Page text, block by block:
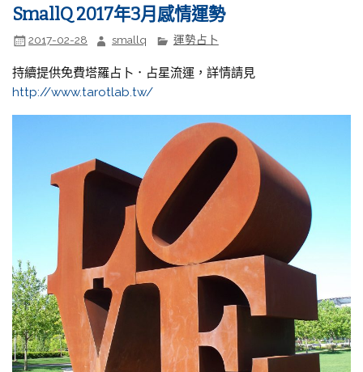
SmallQ 2017年3月感情運勢
2017-02-28 smallq 運勢占卜
持續提供免費塔羅占卜．占星流運，詳情請見
http://www.tarotlab.tw/